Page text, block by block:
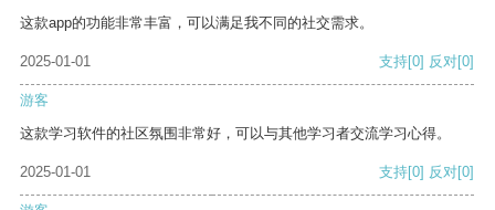
这款app的功能非常丰富，可以满足我不同的社交需求。
2025-01-01 支持[0] 反对[0]
游客
这款学习软件的社区氛围非常好，可以与其他学习者交流学习心得。
2025-01-01 支持[0] 反对[0]